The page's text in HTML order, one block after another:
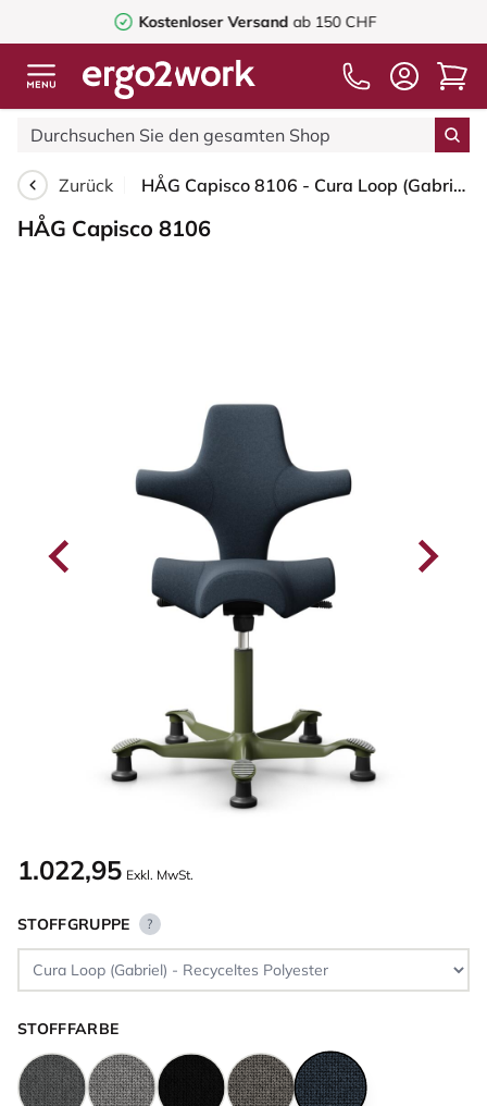
Kostenloser Versandab 150 CHF
Zurück HÅG Capisco 8106 - Cura Loop (Gabriel) - Recyceltes Polyester - CLP66165 Blue - Moss Grey - 150mm (Sitzhöhe 40-55cm) - Bodengleiter
HÅG Capisco 8106
1.022,95 Exkl. MwSt.
STOFFGRUPPE ?
STOFFFARBE